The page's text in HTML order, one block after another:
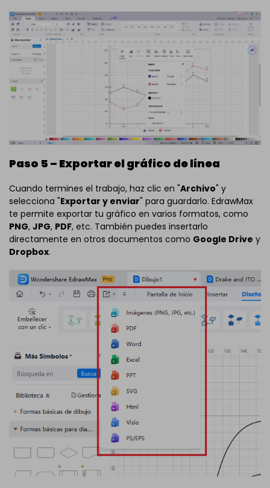
Paso 5 – Exportar el gráfico de línea
Cuando termines el trabajo, haz clic en "Archivo" y
selecciona "Exportar y enviar" para guardarlo. EdrawMax
te permite exportar tu gráfico en varios formatos, como
PNG, JPG, PDF, etc. También puedes insertarlo
directamente en otros documentos como Google Drive y
Dropbox.